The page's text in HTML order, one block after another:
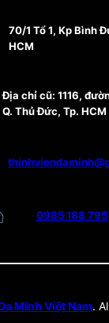
70/1 Tổ 1, Kp Bình
HCM
Địa chỉ cũ: 1116,
Q. Thủ Đức, Tp.
0985 188 795
Minh Việt Nam.